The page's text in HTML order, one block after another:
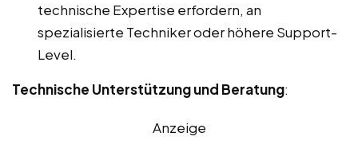
technische Expertise erfordern, an
spezialisierte Techniker oder höhere Support-
Level.
Technische Unterstützung und Beratung:
Anzeige